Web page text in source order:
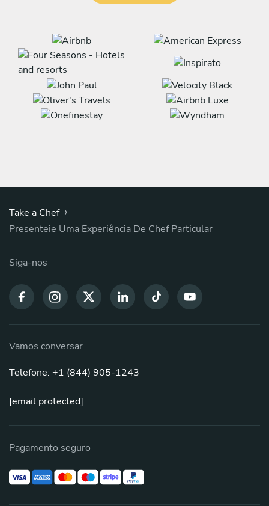
Take a Chef ›
Presenteie Uma Experiência De Chef Particular
Siga-nos
Vamos conversar
Telefone: +1 (844) 905-1243
[email protected]
Pagamento seguro